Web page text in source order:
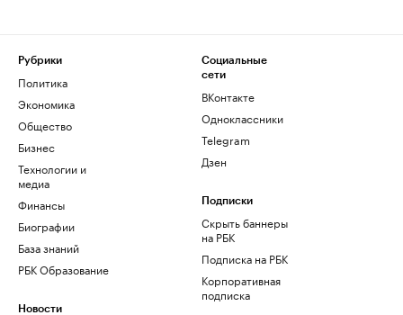
Рубрики
Политика
Экономика
Общество
Бизнес
Технологии и
медиа
Финансы
Биографии
База знаний
РБК Образование
Новости
Социальные
сети
ВКонтакте
Одноклассники
Telegram
Дзен
Подписки
Скрыть баннеры
на РБК
Подписка на РБК
Корпоративная
подписка